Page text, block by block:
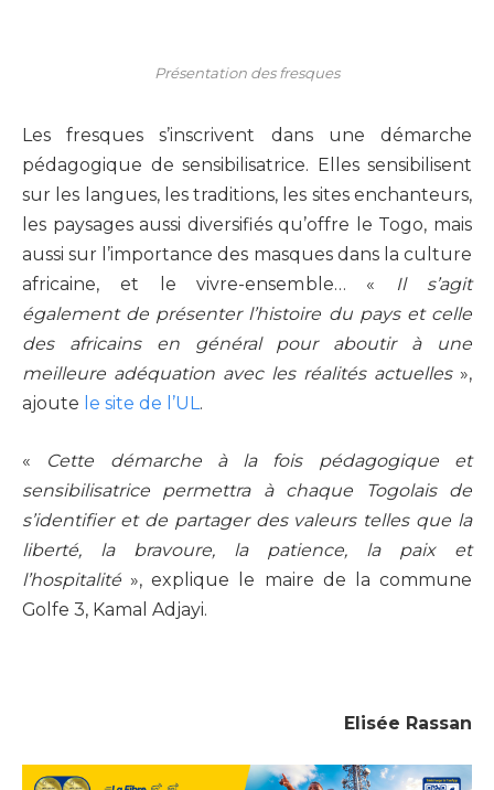
Présentation des fresques
Les fresques s’inscrivent dans une démarche
pédagogique de sensibilisatrice. Elles sensibilisent
sur les langues, les traditions, les sites enchanteurs,
les paysages aussi diversifiés qu’offre le Togo, mais
aussi sur l’importance des masques dans la culture
africaine, et le vivre-ensemble… « Il s’agit
également de présenter l’histoire du pays et celle
des africains en général pour aboutir à une
meilleure adéquation avec les réalités actuelles»,
ajoute le site de l’UL.
« Cette démarche à la fois pédagogique et
sensibilisatrice permettra à chaque Togolais de
s’identifier et de partager des valeurs telles que la
liberté, la bravoure, la patience, la paix et
l’hospitalité », explique le maire de la commune
Golfe 3, Kamal Adjayi.
Elisée Rassan